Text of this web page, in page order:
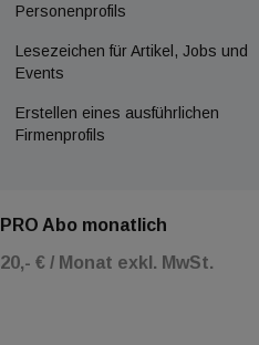
Personenprofils
Lesezeichen für Artikel, Jobs und
Events
Erstellen eines ausführlichen
Firmenprofils
PRO Abo monatlich
20,- € / Monat exkl. MwSt.